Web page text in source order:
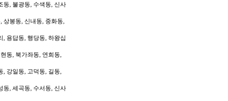
동, 불광동, 수색동, 신사
상봉동, 신내동, 중화동,
, 용답동, 행당동, 하왕십
동, 북가좌동, 연희동,
, 강일동, 고덕동, 길동,
동, 세곡동, 수서동, 신사